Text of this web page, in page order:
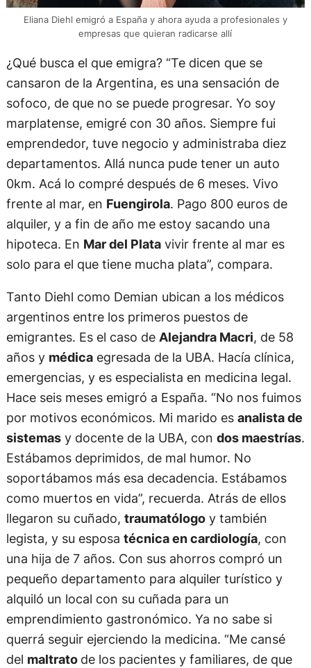
Eliana Diehl emigró a España y ahora ayuda a profesionales y
empresas que quieran radicarse allí
¿Qué busca el que emigra? “Te dicen que se
cansaron de la Argentina, es una sensación de
sofoco, de que no se puede progresar. Yo soy
marplatense, emigré con 30 años. Siempre fui
emprendedor, tuve negocio y administraba diez
departamentos. Allá nunca pude tener un auto
0km. Acá lo compré después de 6 meses. Vivo
frente al mar, en Fuengirola. Pago 800 euros de
alquiler, y a fin de año me estoy sacando una
hipoteca. En Mar del Platavivir frente al mar es
solo para el que tiene mucha plata”, compara.
Tanto Diehl como Demian ubican a los médicos
argentinos entre los primeros puestos de
emigrantes. Es el caso de Alejandra Macri, de 58
años y médicaegresada de la UBA. Hacía clínica,
emergencias, y es especialista en medicina legal.
Hace seis meses emigró a España. “No nos fuimos
por motivos económicos. Mi marido es analista de
sistemasy docente de la UBA, con dos maestrías.
Estábamos deprimidos, de mal humor. No
soportábamos más esa decadencia. Estábamos
como muertos en vida”, recuerda. Atrás de ellos
llegaron su cuñado, traumatólogoy también
legista, y su esposa técnica en cardiología, con
una hija de 7 años. Con sus ahorros compró un
pequeño departamento para alquiler turístico y
alquiló un local con su cuñada para un
emprendimiento gastronómico. Ya no sabe si
querrá seguir ejerciendo la medicina. “Me cansé
del maltrato de los pacientes y familiares, de que